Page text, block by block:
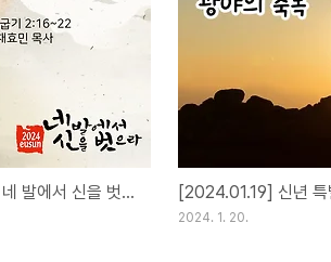
[2024.01.21] 네 발에서 신을 벗으라 ③ 나그네
2024. 1. 20.